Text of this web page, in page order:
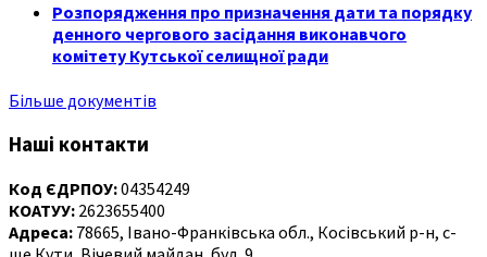
Розпорядження про призначення дати та порядку
денного чергового засідання виконавчого
комітету Кутської селищної ради
Більше документів
Наші контакти
Код ЄДРПОУ:04354249
КОАТУУ: 2623655400
Адреса: 78665, Івано-Франківська обл., Косівський р-н, с-